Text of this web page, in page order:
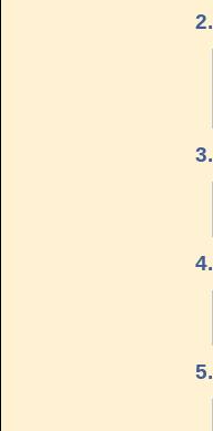
2.
3.
4.
5.